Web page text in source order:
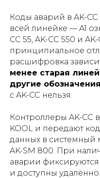
Коды аварий в AK-
всей линейке — A1
CC 55, AK-CC 550 и
принципиальное
расшифровка
менее старая
другие обозначения
с AK-CC нельзя.
Контроллеры AK-CC
KOOL и передают
данных в системный
AK-SM 800. При
аварии
и доступны удалённо.